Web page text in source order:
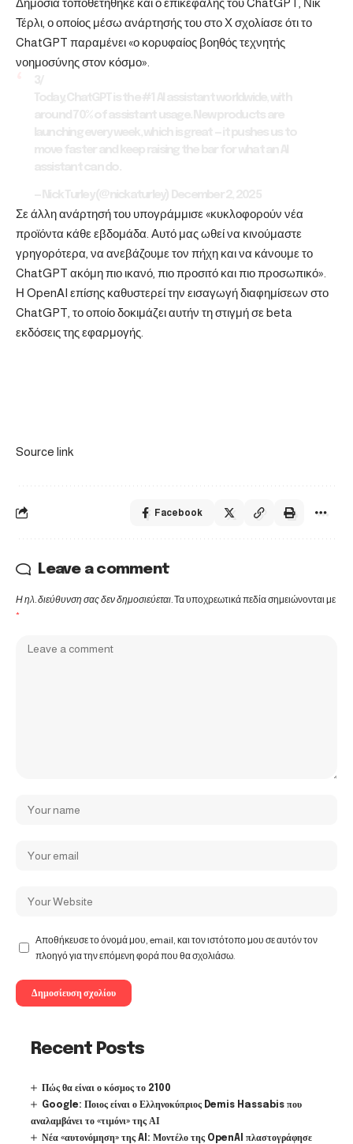
Δημόσια τοποθετήθηκε και ο επικεφαλής του ChatGPT, Νικ
Τέρλι, ο οποίος μέσω ανάρτησής του στο Χ σχολίασε ότι το
ChatGPT παραμένει «ο κορυφαίος βοηθός τεχνητής
νοημοσύνης στον κόσμο».
Σε άλλη ανάρτησή του υπογράμμισε «κυκλοφορούν νέα
προϊόντα κάθε εβδομάδα. Αυτό μας ωθεί να κινούμαστε
γρηγορότερα, να ανεβάζουμε τον πήχη και να κάνουμε το
ChatGPT ακόμη πιο ικανό, πιο προσιτό και πιο προσωπικό».
Η OpenAI επίσης καθυστερεί την εισαγωγή διαφημίσεων στο
ChatGPT, το οποίο δοκιμάζει αυτήν τη στιγμή σε beta
εκδόσεις της εφαρμογής.
Source link
Facebook
Leave a comment
Η ηλ. διεύθυνση σας δεν δημοσιεύεται. Τα υποχρεωτικά πεδία σημειώνονται με
*
Αποθήκευσε το όνομά μου, email, και τον ιστότοπο μου σε αυτόν τον
πλοηγό για την επόμενη φορά που θα σχολιάσω.
Recent Posts
Πώς θα είναι ο κόσμος το 2100
Google: Ποιος είναι ο Ελληνοκύπριος Demis Hassabis που
αναλαμβάνει το «τιμόνι» της ΑΙ
Νέα «αυτονόμηση» της AI: Μοντέλο της OpenAI πλαστογράφησε